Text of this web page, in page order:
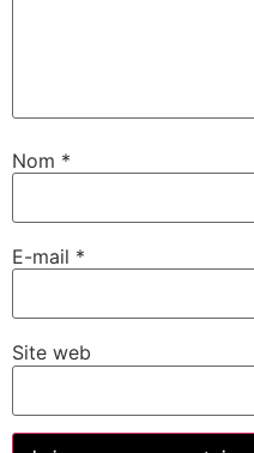
Nom *
E-mail *
Site web